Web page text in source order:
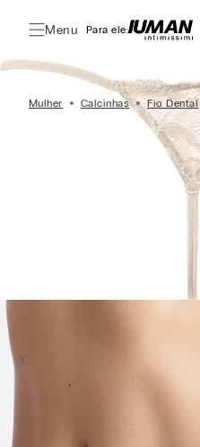
Menu Para ele:
Mulher Calcinhas Fio Dental